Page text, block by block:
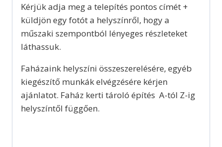
Kérjük adja meg a telepítés pontos címét +
küldjön egy fotót a helyszínről, hogy a
műszaki szempontból lényeges részleteket
láthassuk.
Faházaink helyszíni összeszerelésére, egyéb
kiegészítő munkák elvégzésére kérjen
ajánlatot. Faház kerti tároló építés A-tól Z-ig
helyszíntől függően.